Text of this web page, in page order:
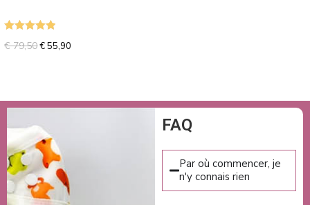
€79,50€55,90
FAQ
Par où commencer, je
n'y connais rien